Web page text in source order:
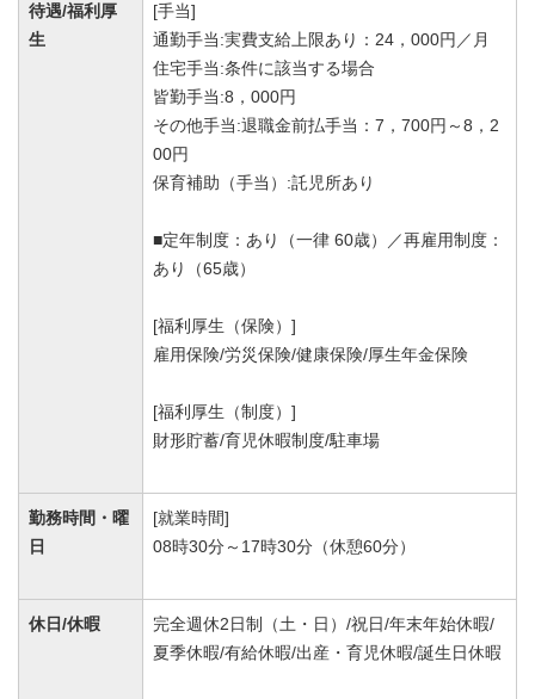
待遇/福利厚
生
[手当]
通勤手当:実費支給上限あり：24，000円／月
住宅手当:条件に該当する場合
皆勤手当:8，000円
その他手当:退職金前払手当：7，700円～8，2
00円
保育補助（手当）:託児所あり
■定年制度：あり（一律 60歳）／再雇用制度：
あり（65歳）
[福利厚生（保険）]
雇用保険/労災保険/健康保険/厚生年金保険
[福利厚生（制度）]
財形貯蓄/育児休暇制度/駐車場
勤務時間・曜
日
[就業時間]
08時30分～17時30分（休憩60分）
休日/休暇
完全週休2日制（土・日）/祝日/年末年始休暇/
夏季休暇/有給休暇/出産・育児休暇/誕生日休暇